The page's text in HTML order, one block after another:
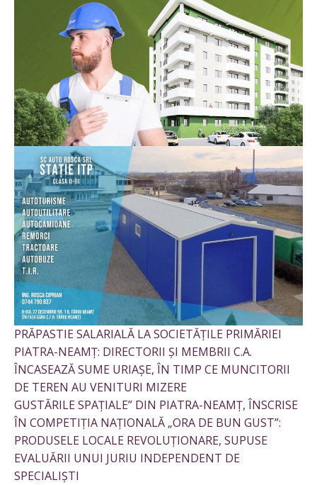
PRĂPASTIE SALARIALĂ LA SOCIETĂȚILE PRIMĂRIEI
PIATRA-NEAMȚ: DIRECTORII ȘI MEMBRII C.A.
ÎNCASEAZĂ SUME URIAȘE, ÎN TIMP CE MUNCITORII
DE TEREN AU VENITURI MIZERE
GUSTĂRILE SPAȚIALE” DIN PIATRA-NEAMȚ, ÎNSCRISE
ÎN COMPETIȚIA NAȚIONALĂ „ORA DE BUN GUST”:
PRODUSELE LOCALE REVOLUȚIONARE, SUPUSE
EVALUĂRII UNUI JURIU INDEPENDENT DE
SPECIALIȘTI